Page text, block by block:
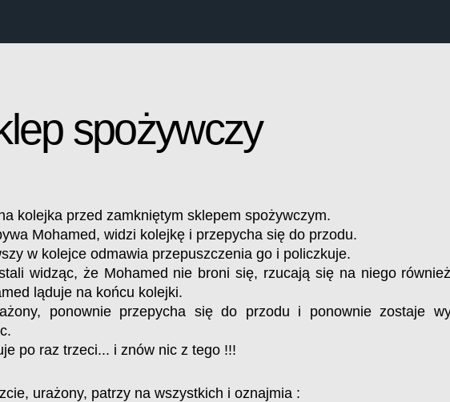
spożywczy
kolejka przed zamkniętym sklepem spożywczym.
Mohamed, widzi kolejkę i przepycha się do przodu.
w kolejce odmawia przepuszczenia go i policzkuje.
widząc, że Mohamed nie broni się, rzucają się na niego
ląduje na końcu kolejki.
ponownie przepycha się do przodu i ponownie zostaje
po raz trzeci... i znów nic z tego !!!
urażony, patrzy na wszystkich i oznajmia :